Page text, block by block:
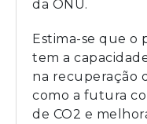
da ONU.
Estima-se que o
tem a
na recuperação
como a futura
de CO2 e